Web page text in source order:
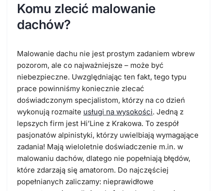
Komu zlecić malowanie
dachów?
Malowanie dachu nie jest prostym zadaniem wbrew
pozorom, ale co najważniejsze – może być
niebezpieczne. Uwzględniając ten fakt, tego typu
prace powinniśmy koniecznie zlecać
doświadczonym specjalistom, którzy na co dzień
wykonują rozmaite usługi na wysokości. Jedną z
lepszych firm jest Hi’Line z Krakowa. To zespół
pasjonatów alpinistyki, którzy uwielbiają wymagające
zadania! Mają wieloletnie doświadczenie m.in. w
malowaniu dachów, dlatego nie popełniają błędów,
które zdarzają się amatorom. Do najczęściej
popełnianych zaliczamy: nieprawidłowe